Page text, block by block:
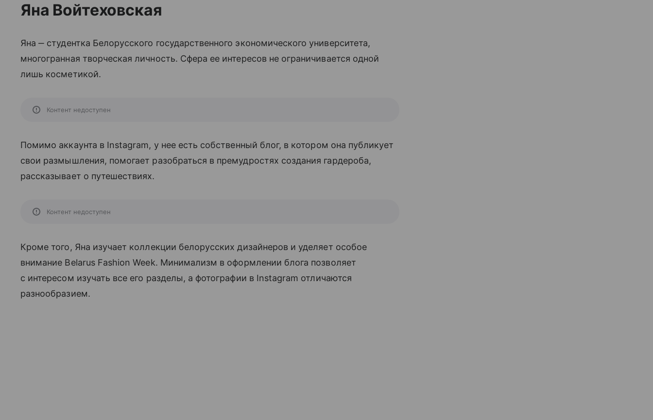
Яна Войтеховская
Яна ‒ студентка Белорусского государственного экономического университета,
многогранная творческая личность. Сфера ее интересов не ограничивается одной
лишь косметикой.
Контент недоступен
Помимо аккаунта в Instagram, у нее есть собственный блог, в котором она публикует
свои размышления, помогает разобраться в премудростях создания гардероба,
рассказывает о путешествиях.
Контент недоступен
Кроме того, Яна изучает коллекции белорусских дизайнеров и уделяет особое
внимание Belarus Fashion Week. Минимализм в оформлении блога позволяет
с интересом изучать все его разделы, а фотографии в Instagram отличаются
разнообразием.